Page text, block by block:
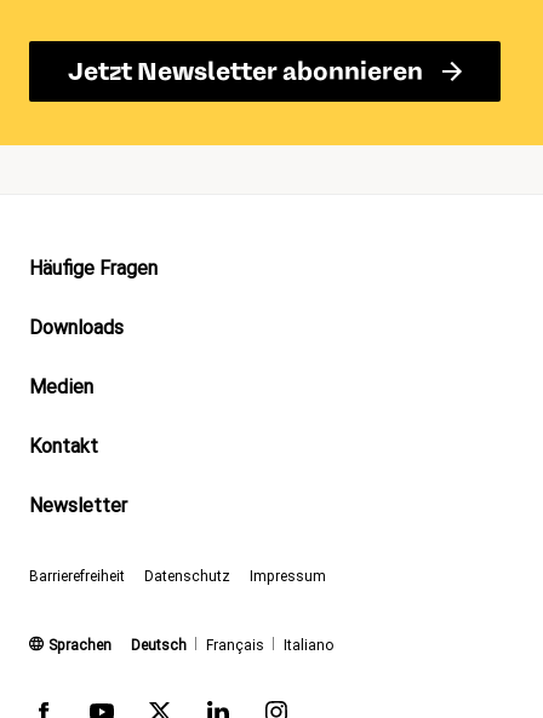
Jetzt Newsletter abonnieren
Footer
Häufige Fragen
Downloads
Medien
Kontakt
Newsletter
Barrierefreiheit Datenschutz Impressum
Sprachen Deutsch
(aktiv)
Français Italiano